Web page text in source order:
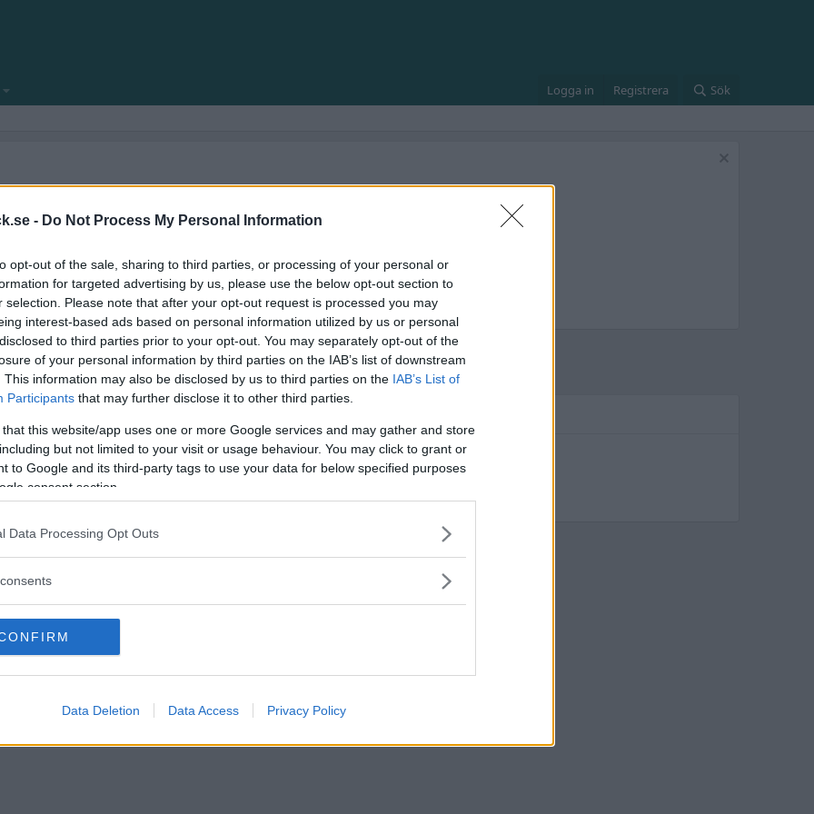
- Do Not Process My Personal Information
opt-out of the sale, sharing to third parties, or processing of your personal or
for targeted advertising by us, please use the below opt-out section to
selection. Please note that after your opt-out request is processed you may
interest-based ads based on personal information utilized by us or personal
to third parties prior to your opt-out. You may separately opt-out of the
of your personal information by third parties on the IAB’s list of downstream
This information may also be disclosed by us to third parties on the IAB’s List of
Participants that may further disclose it to other third parties.
that this website/app uses one or more Google services and may gather and store
but not limited to your visit or usage behaviour. You may click to grant or
to Google and its third-party tags to use your data for below specified purposes
consent section.
Data Processing Opt Outs
Data Deletion Data Access Privacy Policy
Logga in Registrera Sök
någonsin klar att se dagens ljus.
allt fyllt med nya funktioner.
frågeställningar.